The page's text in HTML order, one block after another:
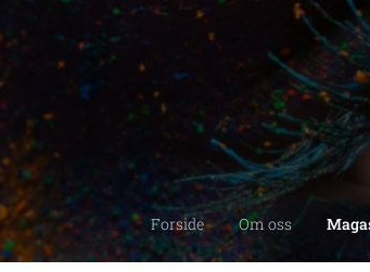
Forside Om oss